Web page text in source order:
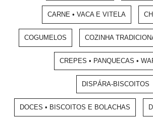
CARNE • VACA E VITELA
COGUMELOS COZINHA
CREPES • PANQUECAS •
DISPÁRA-BISCOITOS
DOCES • BISCOITOS E BOLACHAS